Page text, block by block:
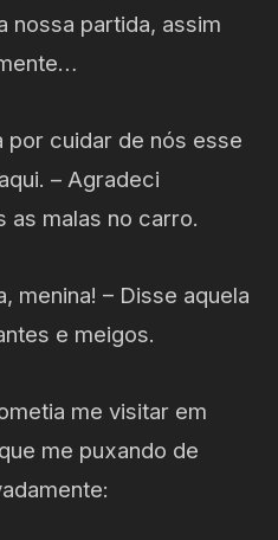
nossa partida, assim
por cuidar de nós esse
– Agradeci
as malas no carro.
menina! – Disse aquela
e meigos.
me visitar em
me puxando de